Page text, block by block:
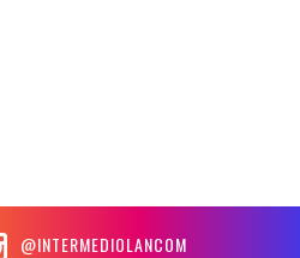
@INTERMEDIOLANCOM